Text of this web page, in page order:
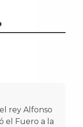
rey Alfonso
el Fuero a la